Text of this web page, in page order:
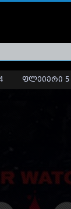
თრეილერები
ფლეიერი 5